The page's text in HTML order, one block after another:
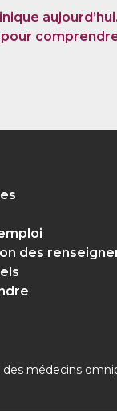
des
des médecins